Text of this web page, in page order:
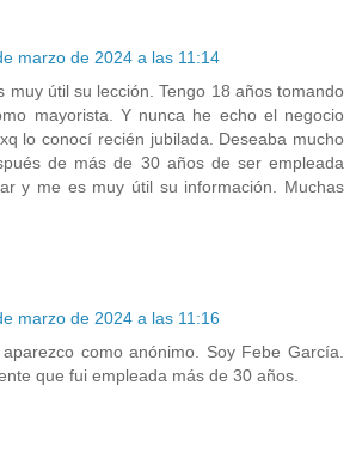
marzo de 2024 a las 11:14
muy útil su lección. Tengo 18 años tomando
mayorista. Y nunca he echo el negocio
lo conocí recién jubilada. Deseaba mucho
de más de 30 años de ser empleada
y me es muy útil su información. Muchas
marzo de 2024 a las 11:16
como anónimo. Soy Febe García.
que fui empleada más de 30 años.